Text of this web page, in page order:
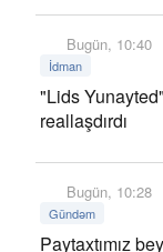
Bugün, 10:40
İdman
"Lids
reallaşdırdı
Bugün, 10:28
Gündəm
Paytaxtımız